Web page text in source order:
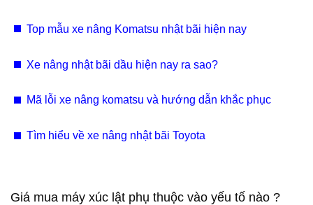
Top mẫu xe nâng Komatsu nhật bãi hiện nay
Xe nâng nhật bãi dầu hiện nay ra sao?
Mã lỗi xe nâng komatsu và hướng dẫn khắc phục
Tìm hiểu về xe nâng nhật bãi Toyota
Giá mua máy xúc lật phụ thuộc vào yếu tố nào ?